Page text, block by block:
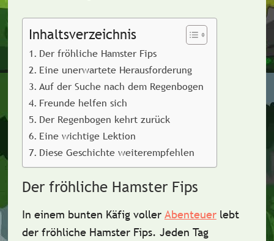
Inhaltsverzeichnis
Der fröhliche Hamster Fips
Eine unerwartete Herausforderung
Auf der Suche nach dem Regenbogen
Freunde helfen sich
Der Regenbogen kehrt zurück
Eine wichtige Lektion
Diese Geschichte weiterempfehlen
Der fröhliche Hamster Fips
In einem bunten Käfig voller Abenteuerlebt
der fröhliche Hamster Fips. Jeden Tag